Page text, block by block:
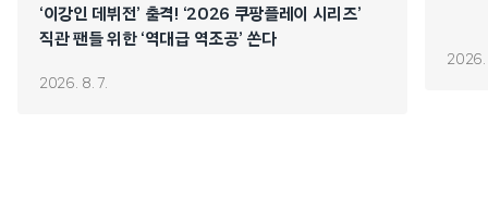
‘이강인 데뷔전’ 출격! ‘2026 쿠팡플레이 시리즈’
직관 팬들 위한 ‘역대급 역조공’ 쏜다
2026. 8. 7.
2026.